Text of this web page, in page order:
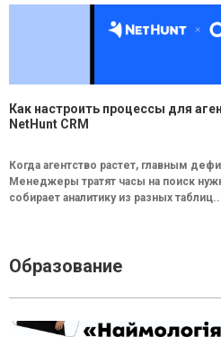
Как настроить процессы для
NetHunt CRM
Когда агентство растет, главным
Менеджеры тратят часы на поиск
собирает аналитику из разных
Образование